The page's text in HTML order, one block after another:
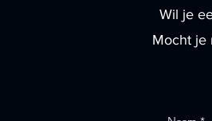
Wil je
Mocht je